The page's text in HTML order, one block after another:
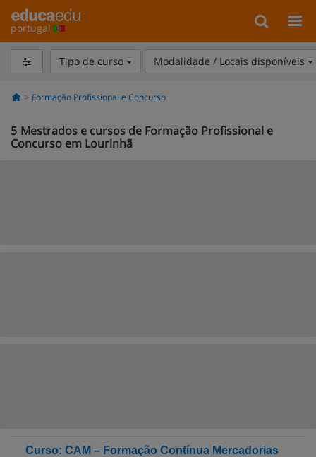
portugal
Tipo de curso Modalidade / Locais disponíveis
Formação Profissional e Concurso
5 Mestrados e cursos de Formação Profissional e
Concurso em Lourinhã
Curso: CAM – Formação Contínua Mercadorias